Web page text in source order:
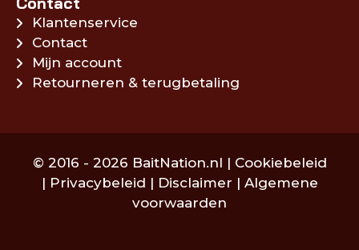
Klantenservice
Contact
Mijn account
Retourneren & terugbetaling
© 2016 - 2026 BaitNation.nl | Cookiebeleid
| Privacybeleid | Disclaimer | Algemene
voorwaarden